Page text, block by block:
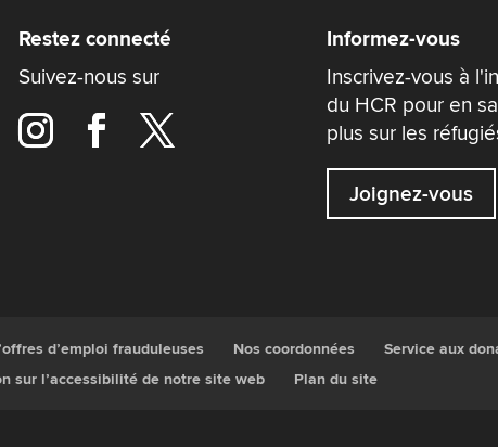
Restez connecté
Suivez-nous sur
Informez-vous
Inscrivez-vous à
du HCR pour en
plus sur les
Joignez-vous
d’emploi frauduleuses Nos coordonnées Service aux
sur l’accessibilité de notre site web Plan du site